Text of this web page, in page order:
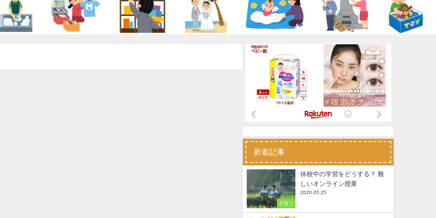
新着記事
子育て
休校中の学習をどうする？ 難
しいオンライン授業
2020.05.25